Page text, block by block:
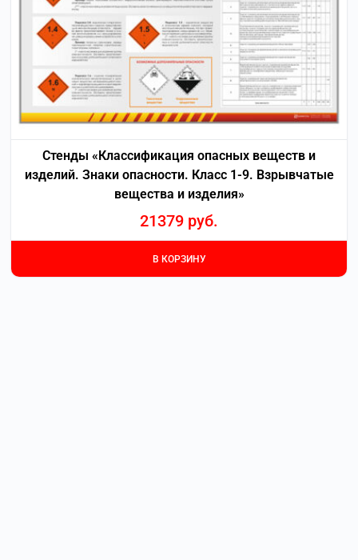
Стенды «Классификация опасных веществ и
изделий. Знаки опасности. Класс 1-9. Взрывчатые
вещества и изделия»
21379 руб.
В КОРЗИНУ